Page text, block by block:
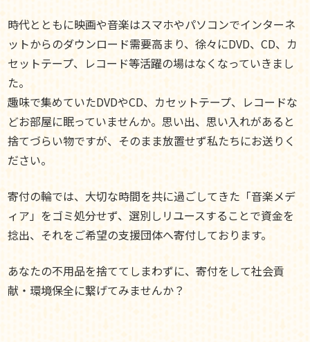
時代とともに映画や音楽はスマホやパソコンでインターネ
ットからのダウンロード需要高まり、徐々にDVD、CD、カ
セットテープ、レコード等活躍の場はなくなっていきまし
た。
趣味で集めていたDVDやCD、カセットテープ、レコードな
どお部屋に眠っていませんか。思い出、思い入れがあると
捨てづらい物ですが、そのまま放置せず私たちにお送りく
ださい。
寄付の輪では、大切な時間を共に過ごしてきた「音楽メデ
ィア」をゴミ処分せず、選別しリユースすることで資金を
捻出、それをご希望の支援団体へ寄付しております。
あなたの不用品を捨ててしまわずに、寄付をして社会貢
献・環境保全に繋げてみませんか？